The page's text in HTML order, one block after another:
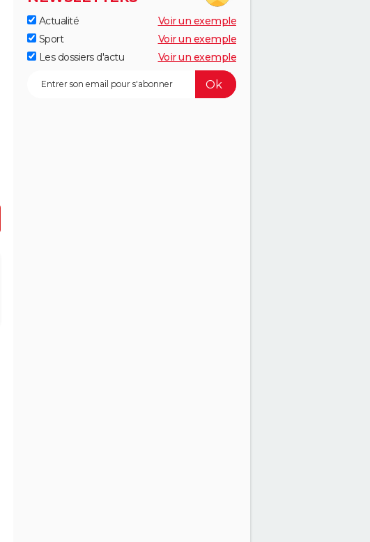
Actualité
Voir un exemple
Sport
Voir un exemple
Les dossiers d'actu
Voir un exemple